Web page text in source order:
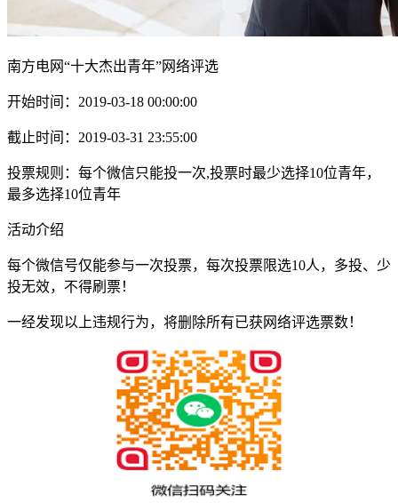
南方电网“十大杰出青年”网络评选
开始时间：2019-03-18 00:00:00
截止时间：2019-03-31 23:55:00
投票规则：每个微信只能投一次,投票时最少选择10位青年，
最多选择10位青年
活动介绍
每个微信号仅能参与一次投票，每次投票限选10人，多投、少
投无效，不得刷票！
一经发现以上违规行为，将删除所有已获网络评选票数！